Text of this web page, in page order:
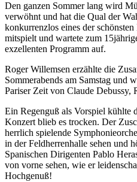
Den ganzen Sommer lang wird
verwöhnt und hat die Qual der
konkurrenzlos eines der
mitspielt und wartete zum
exzellenten Programm auf.
Roger Willemsen erzählte die
Sommerabends am Samstag und
Pariser Zeit von Claude Debussy,
Ein Regenguß als Vorspiel kühlte
Konzert blieb es trocken. Der
herrlich spielende
in der Feldherrenhalle sehen und
Spanischen Dirigenten Pablo
von vorne sehen, wie er
Hochgenuß!